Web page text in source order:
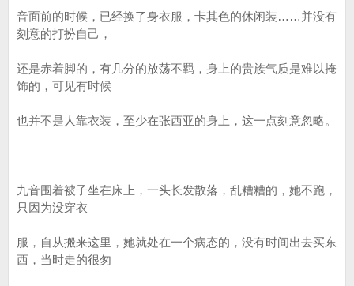
音面前的时候，已经换了身衣服，卡其色的休闲装……并没有
刻意的打扮自己，
还是赤着脚的，有几分的放荡不羁，身上的贵族气质是难以掩
饰的，可见有时候
也并不是人靠衣装，至少在张西亚的身上，这一点刻意忽略。
九音围着被子坐在床上，一头长发散落，乱糟糟的，她不跑，
只因为没穿衣
服，自从搬来这里，她就处在一个病态的，没有时间出去买东
西，当时走的很匆